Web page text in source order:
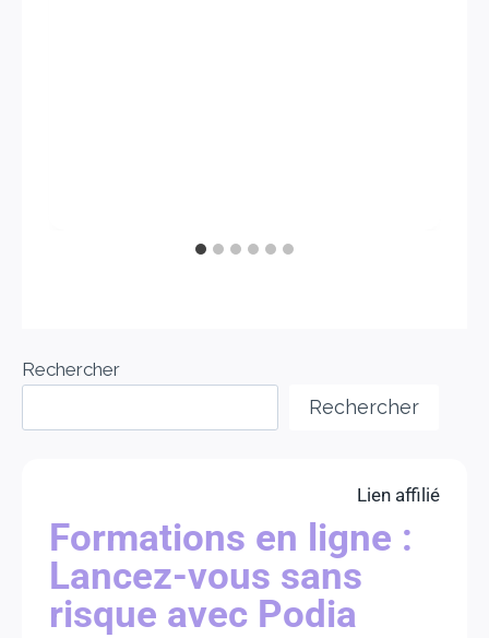
Rechercher
Rechercher
Lien affilié
Formations en ligne :
Lancez-vous sans
risque avec Podia